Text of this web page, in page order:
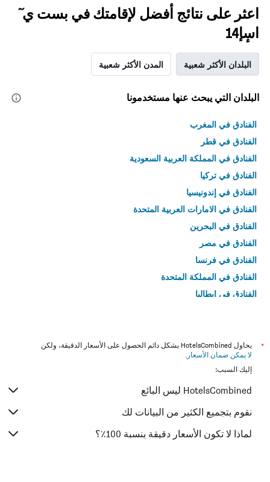
اعثر على نتائج أفضل لإقامتك في بست ي ٓ
اسٕإ14
البلدان الأكثر شعبية المدن الأكثر شعبية
البلدان التي يبحث عنها مستخدمونا
الفنادق في المغرب
الفنادق في قطر
الفنادق في المملكة العربية السعودية
الفنادق في تركيا
الفنادق في إندونيسيا
الفنادق في الامارات العربية المتحدة
الفنادق في البحرين
الفنادق في مصر
الفنادق في فرنسا
الفنادق في المملكة المتحدة
الفنادق في إيطاليا
*
يحاول HotelsCombined بشكل دائم الحصول على الأسعار الدقيقة، ولكن
لا يمكن ضمان الأسعار .
إليك السبب:
HotelsCombined ليس البائع
نقوم بتجميع الكثير من البيانات لك
لماذا لا تكون الأسعار دقيقة بنسبة 100٪؟